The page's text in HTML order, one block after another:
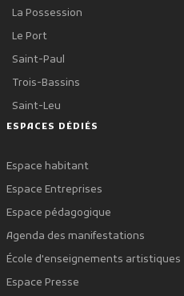
La Possession
Le Port
Saint-Paul
Trois-Bassins
Saint-Leu
ESPACES DÉDIÉS
Espace habitant
Espace Entreprises
Espace pédagogique
Agenda des manifestations
École d'enseignements artistiques
Espace Presse